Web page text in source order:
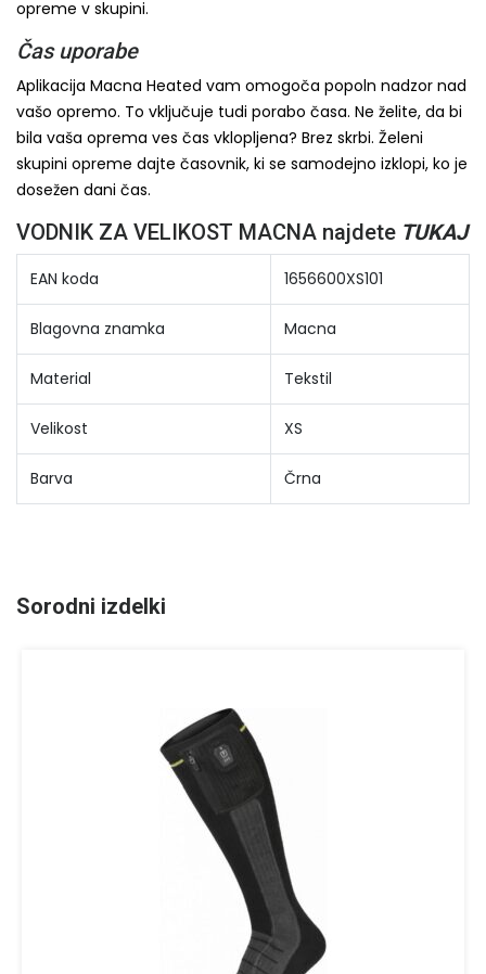
opreme v skupini.
Čas uporabe
Aplikacija Macna Heated vam omogoča popoln nadzor nad
vašo opremo. To vključuje tudi porabo časa. Ne želite, da bi
bila vaša oprema ves čas vklopljena? Brez skrbi. Želeni
skupini opreme dajte časovnik, ki se samodejno izklopi, ko je
dosežen dani čas.
VODNIK ZA VELIKOST MACNA najdete TUKAJ
EAN koda 1656600XS101
Blagovna znamka Macna
Material Tekstil
Velikost XS
Barva Črna
Sorodni izdelki